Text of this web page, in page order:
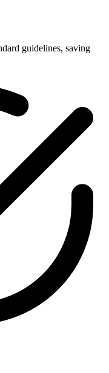
guidelines, saving